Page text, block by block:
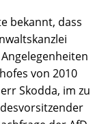
bekannt, dass
von 2010
Skodda, im zu